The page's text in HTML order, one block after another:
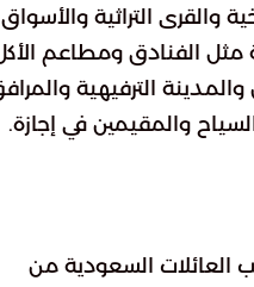
والقرى التراثية والأسواق
مثل الفنادق ومطاعم
الترفيهية
والمقيمين في إجازة.
العائلات السعودية من